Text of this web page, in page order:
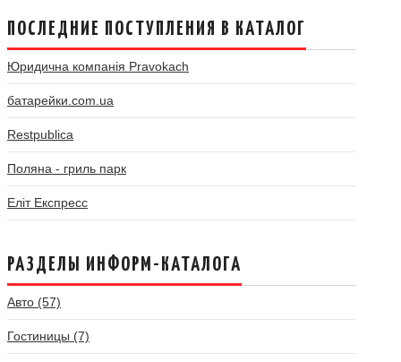
ПОСЛЕДНИЕ ПОСТУПЛЕНИЯ В КАТАЛОГ
Юридична компанія Pravokach
батарейки.com.ua
Restpublica
Поляна - гриль парк
Еліт Експресс
РАЗДЕЛЫ ИНФОРМ-КАТАЛОГА
Авто (57)
Гостиницы (7)